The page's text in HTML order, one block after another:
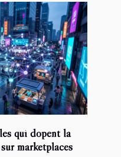
qui dopent la
marketplaces